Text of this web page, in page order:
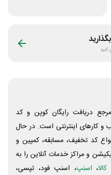
کنید
دریافت رایگان کوپن و کد
کارهای اینترنتی است. در حال
کد تخفیف، مسابقه، کمپین و
و مراکز خدمات آنلاین را به
، اسنپ، اسنپ فود، تپسی،